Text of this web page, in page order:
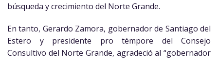
búsqueda y crecimiento del Norte Grande.
En tanto, Gerardo Zamora, gobernador de Santiago del
Estero y presidente pro témpore del Consejo
Consultivo del Norte Grande, agradeció al “gobernador